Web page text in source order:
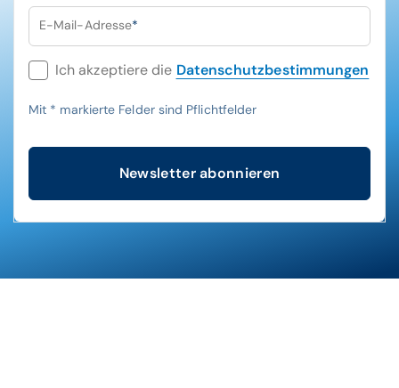
E-Mail-Adresse*
Ich akzeptiere die Datenschutzbestimmungen
Mit * markierte Felder sind Pflichtfelder
Newsletter abonnieren